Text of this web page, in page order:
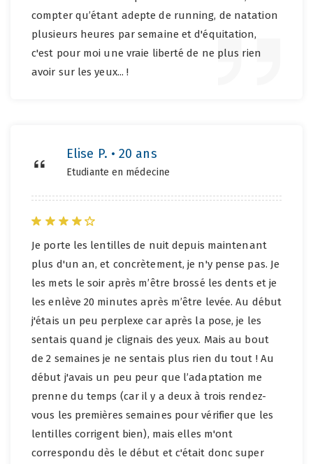
compter qu’étant adepte de running, de natation
plusieurs heures par semaine et d'équitation,
c'est pour moi une vraie liberté de ne plus rien
avoir sur les yeux... !
Elise P. • 20 ans
Etudiante en médecine
Je porte les lentilles de nuit depuis maintenant
plus d'un an, et concrètement, je n'y pense pas. Je
les mets le soir après m’être brossé les dents et je
les enlève 20 minutes après m’être levée. Au début
j'étais un peu perplexe car après la pose, je les
sentais quand je clignais des yeux. Mais au bout
de 2 semaines je ne sentais plus rien du tout ! Au
début j'avais un peu peur que l’adaptation me
prenne du temps (car il y a deux à trois rendez-
vous les premières semaines pour vérifier que les
lentilles corrigent bien), mais elles m'ont
correspondu dès le début et c'était donc super